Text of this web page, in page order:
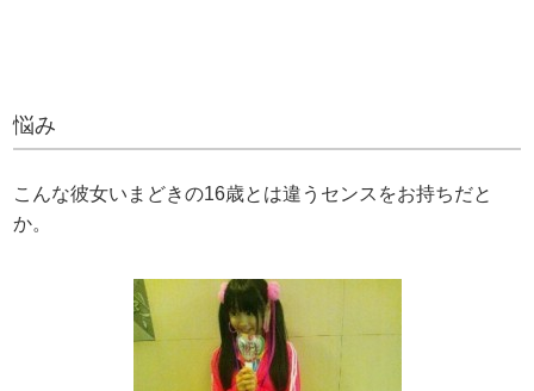
悩み
こんな彼女いまどきの16歳とは違うセンスをお持ちだと
か。